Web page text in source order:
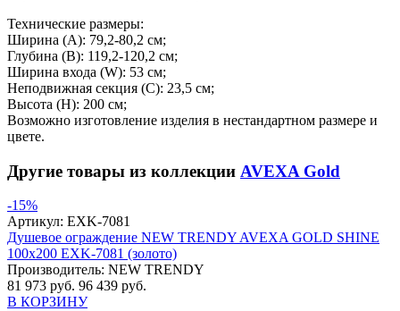
Технические размеры:
Ширина (A): 79,2-80,2 см;
Глубина (B): 119,2-120,2 см;
Ширина входа (W): 53 см;
Неподвижная секция (С): 23,5 см;
Высота (H): 200 см;
Возможно изготовление изделия в нестандартном размере и
цвете.
Другие товары из коллекции AVEXA Gold
-15%
Артикул: EXK-7081
Душевое ограждение NEW TRENDY AVEXA GOLD SHINE
100x200 EXK-7081 (золото)
Производитель: NEW TRENDY
81 973 руб. 96 439 руб.
В КОРЗИНУ